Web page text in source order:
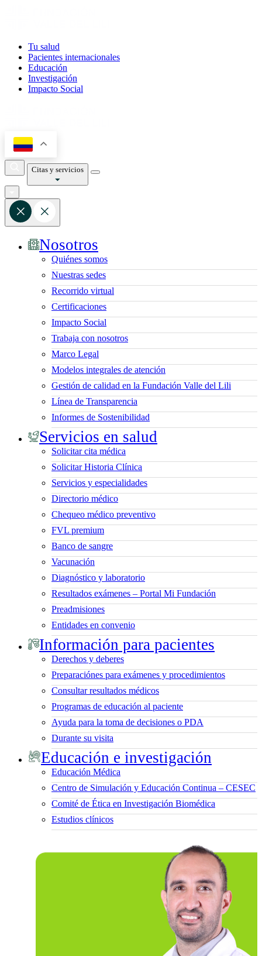
Tu salud
Pacientes internacionales
Educación
Investigación
Impacto Social
Citas y servicios
Nosotros
Quiénes somos
Nuestras sedes
Recorrido virtual
Certificaciones
Impacto Social
Trabaja con nosotros
Marco Legal
Modelos integrales de atención
Gestión de calidad en la Fundación Valle del Lili
Línea de Transparencia
Informes de Sostenibilidad
Servicios en salud
Solicitar cita médica
Solicitar Historia Clínica
Servicios y especialidades
Directorio médico
Chequeo médico preventivo
FVL premium
Banco de sangre
Vacunación
Diagnóstico y laboratorio
Resultados exámenes – Portal Mi Fundación
Preadmisiones
Entidades en convenio
Información para pacientes
Derechos y deberes
Preparaciónes para exámenes y procedimientos
Consultar resultados médicos
Programas de educación al paciente
Ayuda para la toma de decisiones o PDA
Durante su visita
Educación e investigación
Educación Médica
Centro de Simulación y Educación Continua – CESEC
Comité de Ética en Investigación Biomédica
Estudios clínicos